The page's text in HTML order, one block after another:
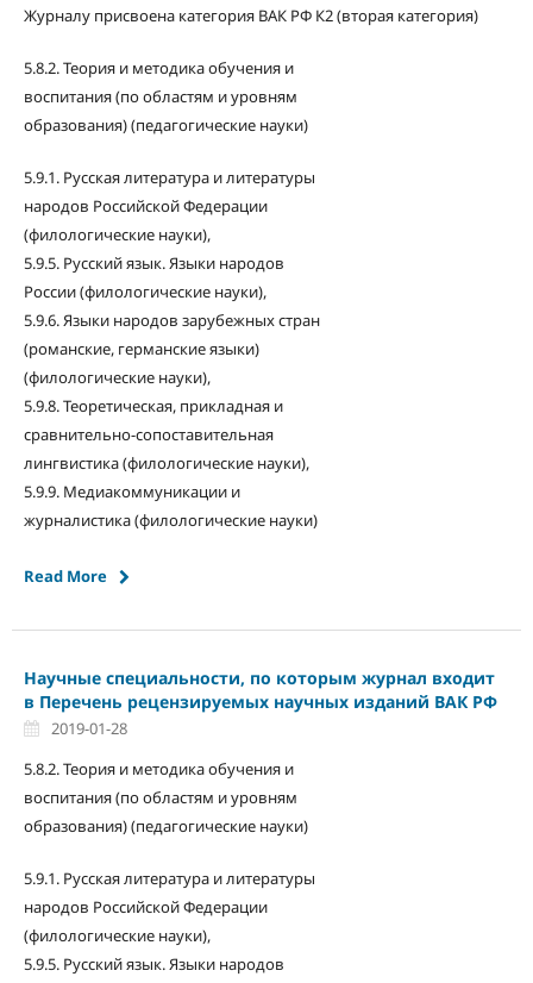
Журналу присвоена категория ВАК РФ К2 (вторая категория)
5.8.2. Теория и методика обучения и
воспитания (по областям и уровням
образования) (педагогические науки)
5.9.1. Русская литература и литературы
народов Российской Федерации
(филологические науки),
5.9.5. Русский язык. Языки народов
России (филологические науки),
5.9.6. Языки народов зарубежных стран
(романские, германские языки)
(филологические науки),
5.9.8. Теоретическая, прикладная и
сравнительно-сопоставительная
лингвистика (филологические науки),
5.9.9. Медиакоммуникации и
журналистика (филологические науки)
Read More
Научные специальности, по которым журнал входит
в Перечень рецензируемых научных изданий ВАК РФ
2019-01-28
5.8.2. Теория и методика обучения и
воспитания (по областям и уровням
образования) (педагогические науки)
5.9.1. Русская литература и литературы
народов Российской Федерации
(филологические науки),
5.9.5. Русский язык. Языки народов